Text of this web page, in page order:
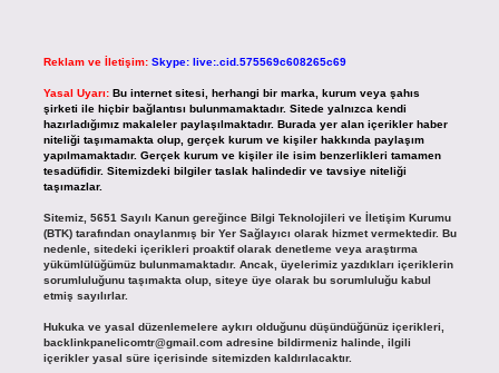
Reklam ve İletişim: Skype: live:.cid.575569c608265c69
Yasal Uyarı: Bu internet sitesi, herhangi bir marka, kurum veya şahıs
şirketi ile hiçbir bağlantısı bulunmamaktadır. Sitede yalnızca kendi
hazırladığımız makaleler paylaşılmaktadır. Burada yer alan içerikler haber
niteliği taşımamakta olup, gerçek kurum ve kişiler hakkında paylaşım
yapılmamaktadır. Gerçek kurum ve kişiler ile isim benzerlikleri tamamen
tesadüfidir. Sitemizdeki bilgiler taslak halindedir ve tavsiye niteliği
taşımazlar.
Sitemiz, 5651 Sayılı Kanun gereğince Bilgi Teknolojileri ve İletişim Kurumu
(BTK) tarafından onaylanmış bir Yer Sağlayıcı olarak hizmet vermektedir. Bu
nedenle, sitedeki içerikleri proaktif olarak denetleme veya araştırma
yükümlülüğümüz bulunmamaktadır. Ancak, üyelerimiz yazdıkları içeriklerin
sorumluluğunu taşımakta olup, siteye üye olarak bu sorumluluğu kabul
etmiş sayılırlar.
Hukuka ve yasal düzenlemelere aykırı olduğunu düşündüğünüz içerikleri,
backlinkpanelicomtr@gmail.comadresine bildirmeniz halinde, ilgili
içerikler yasal süre içerisinde sitemizden kaldırılacaktır.